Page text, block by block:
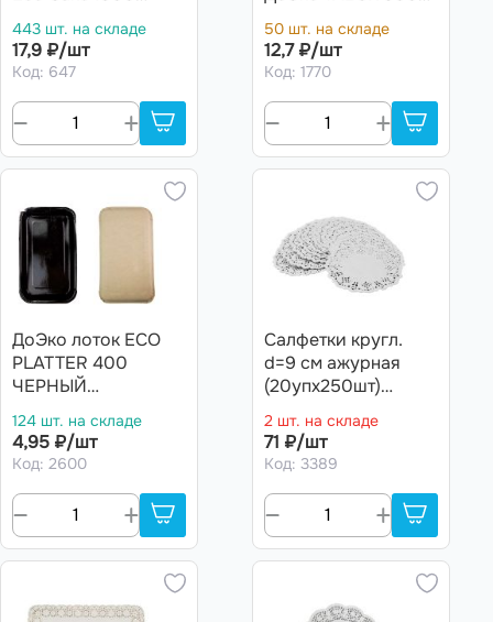
(300шт)
443 шт. на складе
17,9 ₽/шт
Код: 647
окном (400шт)
50 шт. на складе
12,7 ₽/шт
Код: 1770
ДоЭко лоток ECO
PLATTER 400
ЧЕРНЫЙ
124 шт. на складе
4,95 ₽/шт
Код: 2600
Салфетки кругл.
d=9 см ажурная
(20упх250шт)
2 шт. на складе
71 ₽/шт
Код: 3389